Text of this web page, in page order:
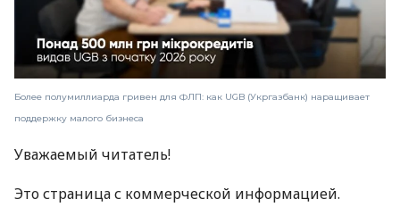
Более полумиллиарда гривен для ФЛП: как UGB (Укргазбанк) наращивает
поддержку малого бизнеса
Уважаемый читатель!
Это страница с коммерческой информацией.